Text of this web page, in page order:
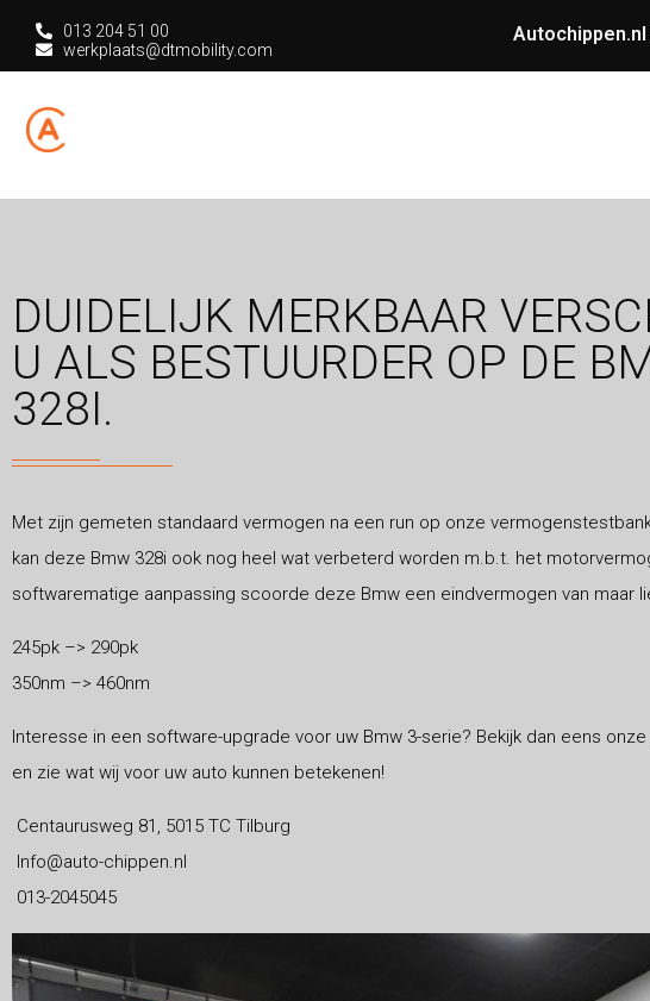
013 204 51 00
werkplaats@dtmobility.com
DUIDELIJK MERKBAAR
U ALS BESTUURDER OP DE
328I.
Met zijn gemeten standaard vermogen na een run op onze
kan deze Bmw 328i ook nog heel wat verbeterd worden m.b.t. het
softwarematige aanpassing scoorde deze Bmw een eindvermogen van maar
245pk –> 290pk
350nm –> 460nm
Interesse in een software-upgrade voor uw Bmw 3-serie? Bekijk dan eens onze
en zie wat wij voor uw auto kunnen betekenen!
Centaurusweg 81, 5015 TC Tilburg
Info@auto-chippen.nl
013-2045045